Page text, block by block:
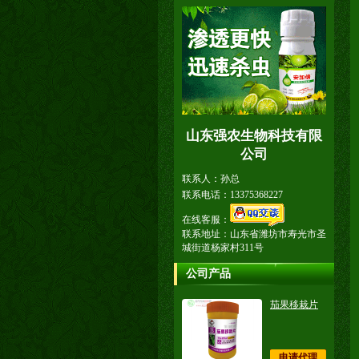
山东强农生物科技有限
公司
联系人：孙总
联系电话：13375368227
在线客服：
联系地址：山东省潍坊市寿光市圣
城街道杨家村311号
公司产品
茄果移栽片